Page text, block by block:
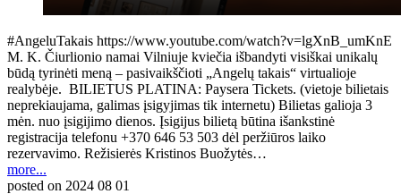
#AngeluTakais https://www.youtube.com/watch?v=lgXnB_umKnE
M. K. Čiurlionio namai Vilniuje kviečia išbandyti visiškai unikalų
būdą tyrinėti meną – pasivaikščioti „Angelų takais“ virtualioje
realybėje. BILIETUS PLATINA: Paysera Tickets. (vietoje bilietais
neprekiaujama, galimas įsigyjimas tik internetu) Bilietas galioja 3
mėn. nuo įsigijimo dienos. Įsigijus bilietą būtina išankstinė
registracija telefonu +370 646 53 503 dėl peržiūros laiko
rezervavimo. Režisierės Kristinos Buožytės…
more...
posted on 2024 08 01